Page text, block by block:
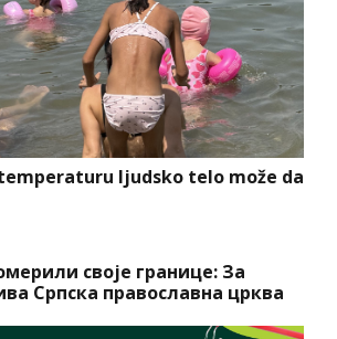
ljudsko telo može da
своје границе: За
Српска православна црква